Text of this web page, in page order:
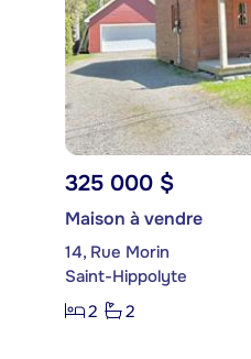
325 000 $
Maison à vendre
14, Rue Morin
Saint-Hippolyte
2
2